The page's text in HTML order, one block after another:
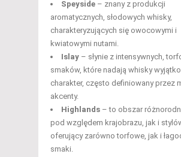
Speyside – znany z produkcji
aromatycznych, słodowych whisky,
charakteryzujących się owocowymi i
kwiatowymi nutami.
Islay – słynie z intensywnych,
smaków, które nadają whisky
charakter, często definiowany przez
akcenty.
Highlands – to obszar
pod względem krajobrazu, jak i
oferujący zarówno torfowe, jak i
smaki.